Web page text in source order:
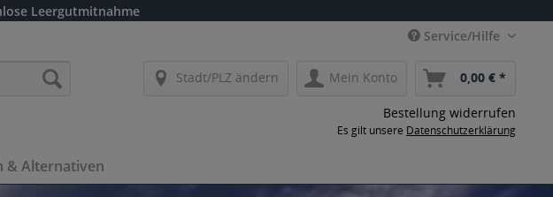
Leergutmitnahme
Service/Hilfe
Stadt/PLZ ändern Mein Konto 0,00 € *
Bestellung widerrufen
Es gilt unsere Datenschutzerklärung
& Alternativen